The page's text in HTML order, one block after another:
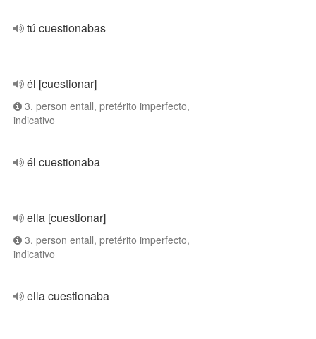
tú cuestionabas
él [cuestionar]
3. person entall, pretérito imperfecto,
indicativo
él cuestionaba
ella [cuestionar]
3. person entall, pretérito imperfecto,
indicativo
ella cuestionaba